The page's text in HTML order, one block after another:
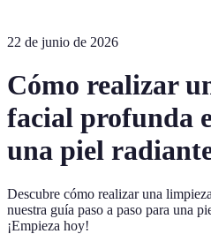
22 de junio de 2026
Cómo realizar
facial profunda
una piel
Descubre cómo realizar una
nuestra guía paso a paso para una
¡Empieza hoy!